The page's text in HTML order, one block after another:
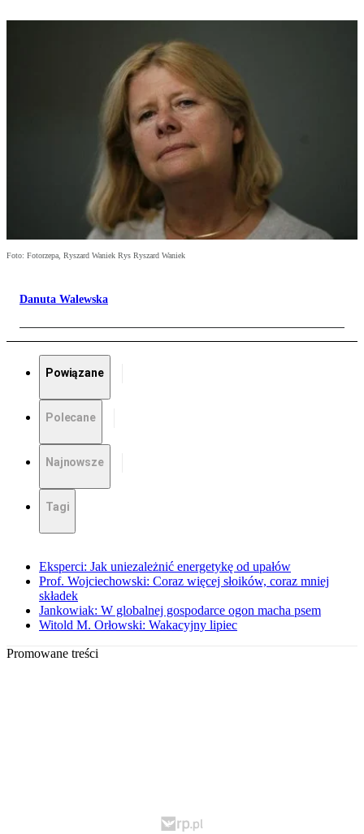
Foto: Fotorzepa, Ryszard Waniek Rys Ryszard Waniek
Danuta Walewska
Powiązane
Polecane
Najnowsze
Tagi
Eksperci: Jak uniezależnić energetykę od upałów
Prof. Wojciechowski: Coraz więcej słoików, coraz mniej
składek
Jankowiak: W globalnej gospodarce ogon macha psem
Witold M. Orłowski: Wakacyjny lipiec
Promowane treści